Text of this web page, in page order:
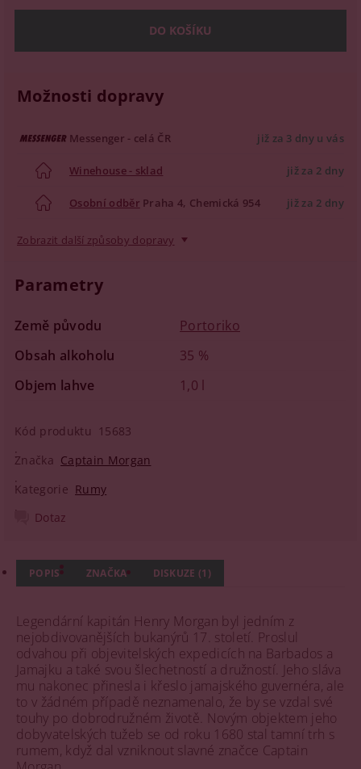
Možnosti dopravy
Messenger - celá ČR již za 3 dny u vás
Winehouse - sklad již za 2 dny
Osobní odběr Praha 4, Chemická 954 již za 2 dny
Zobrazit další způsoby dopravy
Parametry
Země původu
Portoriko
Obsah alkoholu
35 %
Objem lahve
1,0 l
Kód produktu
15683
Značka Captain Morgan
Kategorie Rumy
Dotaz
POPIS ZNAČKA DISKUZE (1)
Legendární kapitán Henry Morgan byl jedním z
nejobdivovanějších bukanýrů 17. století. Proslul
odvahou při objevitelských expedicích na Barbados a
Jamajku a také svou šlechetností a družností. Jeho sláva
mu nakonec přinesla i křeslo jamajského guvernéra, ale
to v žádném případě neznamenalo, že by se vzdal své
touhy po dobrodružném životě. Novým objektem jeho
dobyvatelských tužeb se od roku 1680 stal tamní trh s
rumem, když dal vzniknout slavné značce Captain